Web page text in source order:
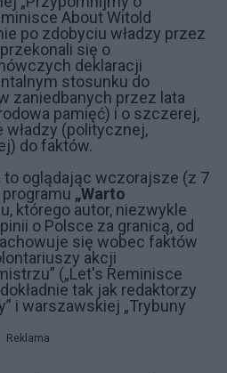
About Witold
po zdobyciu władzy przez
się o
deklaracji
stosunku do
zaniedbanych przez lata
pamięć) i o szczerej,
(politycznej,
do faktów.
to oglądając wczorajsze (z 7
„Warto
którego autor, niezwykle
o Polsce za granicą, od
się wobec faktów
akcji
(„Let's Reminisce
tak jak redaktorzy
i warszawskiej „Trybuny
Reklama